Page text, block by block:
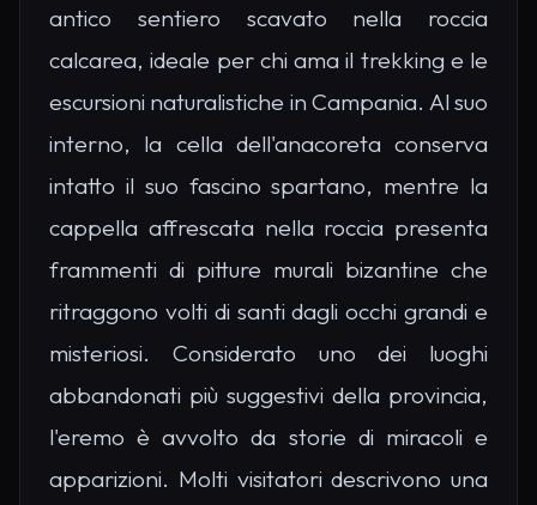
antico sentiero scavato nella roccia
calcarea, ideale per chi ama il trekking e le
escursioni naturalistiche in Campania. Al suo
interno, la cella dell'anacoreta conserva
intatto il suo fascino spartano, mentre la
cappella affrescata nella roccia presenta
frammenti di pitture murali bizantine che
ritraggono volti di santi dagli occhi grandi e
misteriosi. Considerato uno dei luoghi
abbandonati più suggestivi della provincia,
l'eremo è avvolto da storie di miracoli e
apparizioni. Molti visitatori descrivono una